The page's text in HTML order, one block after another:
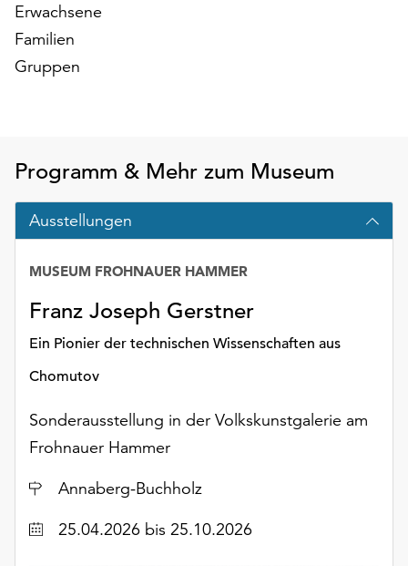
jederzeit
ändern
und
widerrufen.
am
Ende
der
Seite
Schaltfläche
Einstellungen“
zur
Verfügung.
Funktionale
werden
auch
ohne
Ihr
Einverständnis
weiterhin
Erwachsene
Familien
Gruppen
Programm & Mehr zum Museum
Ausstellungen
Franz Joseph Gerstner
Ein Pionier der technischen Wissenschaften aus
Chomutov
MUSEUM FROHNAUER HAMMER
Sonderausstellung in der Volkskunstgalerie am
Frohnauer Hammer
Ort
Annaberg-Buchholz
Datum25.04.2026 bis 25.10.2026